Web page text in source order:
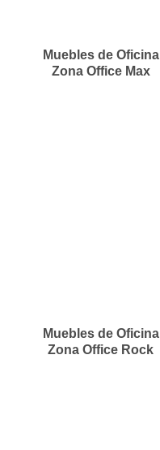
Muebles de Oficina
Zona Office Max
Muebles de Oficina
Zona Office Rock